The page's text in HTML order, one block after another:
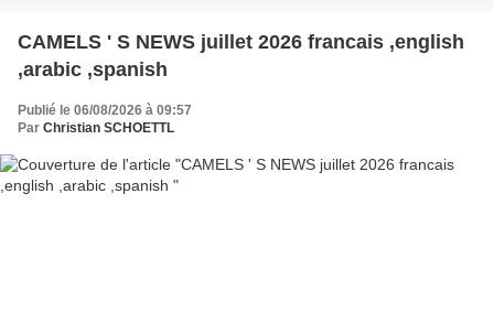
CAMELS ' S NEWS juillet 2026 francais ,english
,arabic ,spanish
Publié le 06/08/2026 à 09:57
Par Christian SCHOETTL